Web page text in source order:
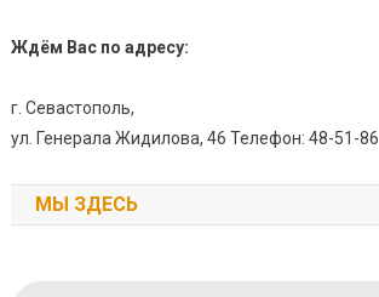
Ждём Вас по адресу:
г. Севастополь,
ул. Генерала Жидилова, 46 Телефон: 48-51-86
МЫ ЗДЕСЬ